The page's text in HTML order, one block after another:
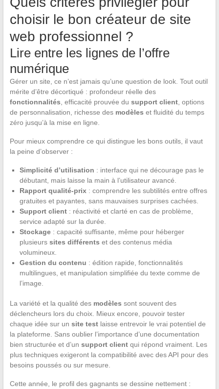
choisir le bon créateur de site
web professionnel ?
Lire entre les lignes de l’offre
numérique
Gérer un site, ce n’est jamais qu’une question de look. Tout outil
mérite d’être décortiqué : profondeur réelle des
fonctionnalités , efficacité prouvée du support client, options
de personnalisation, richesse des modèles et fluidité du temps
zéro jusqu’à la mise en ligne.
Pour mieux comprendre ce qui distingue les bons outils, il vaut
la peine d’observer :
Simplicité d’utilisation : interface qui ne décourage pas le
débutant, mais laisse la main à l’utilisateur avancé.
Rapport qualité-prix: comprendre les subtilités entre offres
gratuites et payantes, sans mauvaises surprises cachées.
Support client: réactivité et clarté en cas de problème,
service adapté sur la durée.
Stockage: capacité suffisante, même pour héberger
plusieurs sites différents et des contenus média
volumineux.
Gestion du contenu : édition rapide, fonctionnalités
multilingues, et manipulation simplifiée du texte comme de
l’image.
La variété et la qualité des modèles sont souvent des
déclencheurs lors du choix. Mieux encore, pouvoir tester
chaque idée sur un site testlaisse entrevoir le vrai potentiel de
la plateforme. Sans oublier l’importance d’une documentation
bien structurée et d’un support clientqui répond vraiment. Les
plus techniques exigeront la compatibilité avec des API pour des
besoins poussés ou sur mesure.
Cette année, le profil des gagnants se dessine nettement :